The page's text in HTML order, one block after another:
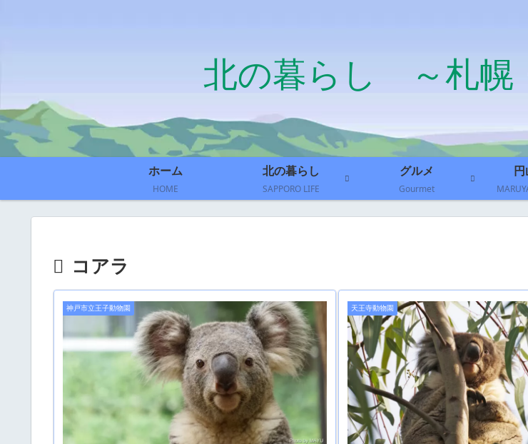
北の暮らし ～札幌
ホーム
HOME
北の暮らし
SAPPORO LIFE
グルメ
Gourmet
コアラ
神戸市立王子動物園 天王寺動物園